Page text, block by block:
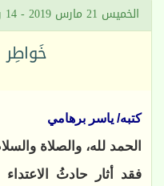
الخميس 21 مارس 2019 - 14 رجب 1440هـ
كتبه/ ياسر برهامي
الحمد لله، والصلاة
فقد أثار حادثُ